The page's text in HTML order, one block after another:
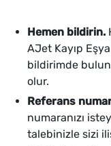
Hemen bildirin.
AJet Kayıp
bildirimde
olur.
Referans
numaranızı
talebinizle sizi